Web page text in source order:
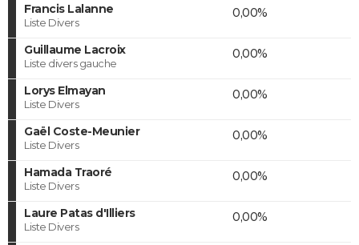
Francis Lalanne
Liste Divers
0,00%
Guillaume Lacroix
Liste divers gauche
0,00%
Lorys Elmayan
Liste Divers
0,00%
Gaël Coste-Meunier
Liste Divers
0,00%
Hamada Traoré
Liste Divers
0,00%
Laure Patas d'Illiers
Liste Divers
0,00%